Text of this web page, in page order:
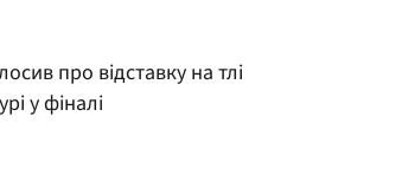
про відставку на тлі
у фіналі